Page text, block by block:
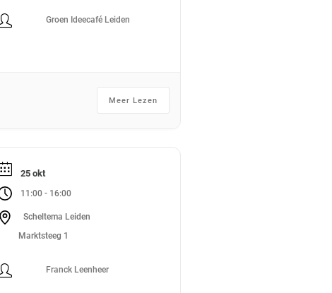
Groen Ideecafé Leiden
Meer Lezen
25 okt
11:00 - 16:00
Scheltema Leiden
Marktsteeg 1
Franck Leenheer